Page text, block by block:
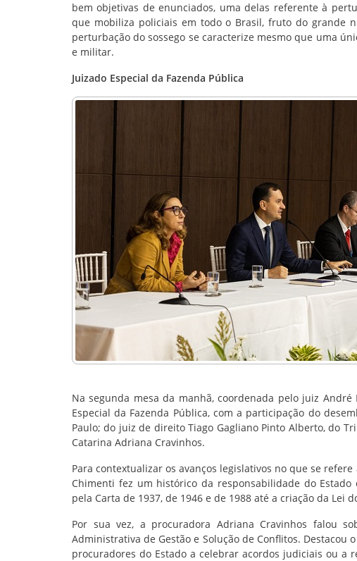
bem objetivas de enunciados, uma delas referente à
que mobiliza policiais em todo o Brasil, fruto do grande
perturbação do sossego se caracterize mesmo que uma
e militar.
Juizado Especial da Fazenda Pública
Na segunda mesa da manhã, coordenada pelo juiz
Especial da Fazenda Pública, com a participação do
Paulo; do juiz de direito Tiago Gagliano Pinto Alberto, do
Catarina Adriana Cravinhos.
Para contextualizar os avanços legislativos no que se
Chimenti fez um histórico da responsabilidade do
pela Carta de 1937, de 1946 e de 1988 até a criação da Lei
Por sua vez, a procuradora Adriana Cravinhos falou
Administrativa de Gestão e Solução de Conflitos. Destacou
procuradores do Estado a celebrar acordos judiciais ou a